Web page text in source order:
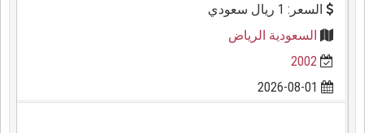
السعر: 1 ريال سعودي
السعودية الرياض
2002